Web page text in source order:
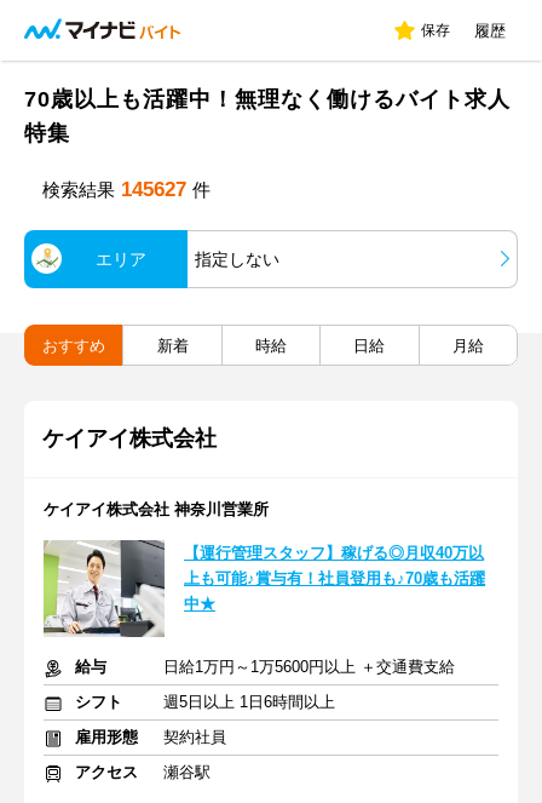
保存 履歴
70歳以上も活躍中！無理なく働けるバイト求人
特集
検索結果 145627 件
エリア 指定しない
おすすめ 新着 時給 日給 月給
ケイアイ株式会社
ケイアイ株式会社 神奈川営業所
【運行管理スタッフ】稼げる◎月収40万以
上も可能♪賞与有！社員登用も♪70歳も活躍
中★
給与
日給1万円～1万5600円以上 ＋交通費支給
シフト
週5日以上 1日6時間以上
雇用形態
契約社員
アクセス
瀬谷駅